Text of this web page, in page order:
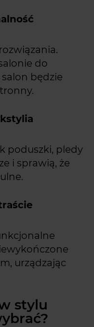
do
będzie
poduszki, pledy
i sprawią, że
urządzając
stylu